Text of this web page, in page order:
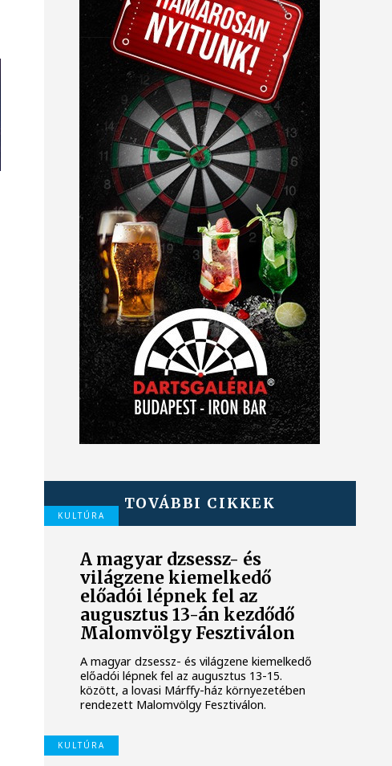
TOVÁBBI CIKKEK
KULTÚRA
A magyar dzsessz- és
világzene kiemelkedő
előadói lépnek fel az
augusztus 13-án kezdődő
Malomvölgy Fesztiválon
A magyar dzsessz- és világzene kiemelkedő
előadói lépnek fel az augusztus 13-15.
között, a lovasi Márffy-ház környezetében
rendezett Malomvölgy Fesztiválon.
KULTÚRA